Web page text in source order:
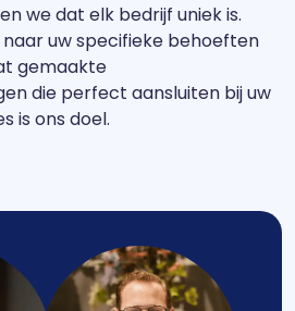
we dat elk bedrijf uniek is.
uw specifieke behoeften
gemaakte
die perfect aansluiten bij uw
is ons doel.